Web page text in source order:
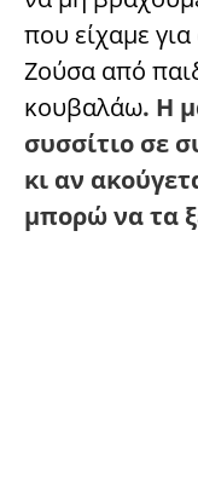
που είχαμε
Ζούσα από
κουβαλάω. Η
συσσίτιο σε
κι αν
μπορώ να τα